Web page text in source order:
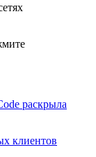
раскрыла
клиентов